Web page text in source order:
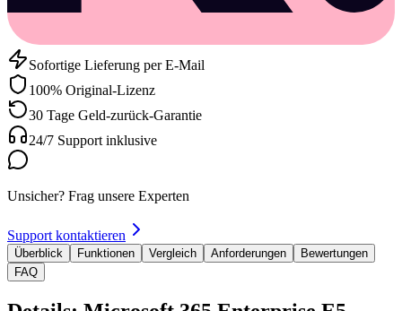
Sofortige Lieferung per E-Mail
100% Original-Lizenz
30 Tage Geld-zurück-Garantie
24/7 Support inklusive
Unsicher? Frag unsere Experten
Support kontaktieren
Überblick Funktionen Vergleich Anforderungen
Bewertungen
FAQ